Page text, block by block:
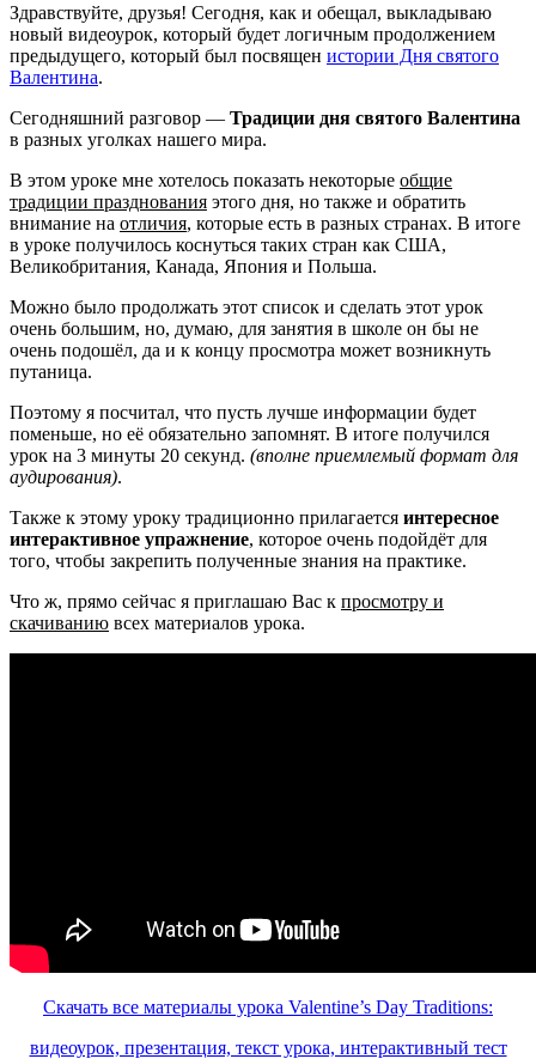
Здравствуйте, друзья! Сегодня, как и обещал, выкладываю
новый видеоурок, который будет логичным продолжением
предыдущего, который был посвящен истории Дня святого
Валентина.
Сегодняшний разговор — Традиции дня святого Валентина
в разных уголках нашего мира.
В этом уроке мне хотелось показать некоторые общие
традиции празднования этого дня, но также и обратить
внимание на отличия, которые есть в разных странах. В итоге
в уроке получилось коснуться таких стран как США,
Великобритания, Канада, Япония и Польша.
Можно было продолжать этот список и сделать этот урок
очень большим, но, думаю, для занятия в школе он бы не
очень подошёл, да и к концу просмотра может возникнуть
путаница.
Поэтому я посчитал, что пусть лучше информации будет
поменьше, но её обязательно запомнят. В итоге получился
урок на 3 минуты 20 секунд. (вполне приемлемый формат для
аудирования).
Также к этому уроку традиционно прилагается интересное
интерактивное упражнение, которое очень подойдёт для
того, чтобы закрепить полученные знания на практике.
Что ж, прямо сейчас я приглашаю Вас к просмотру и
скачиванию всех материалов урока.
Скачать все материалы урока Valentine’s Day Traditions:
видеоурок, презентация, текст урока, интерактивный тест